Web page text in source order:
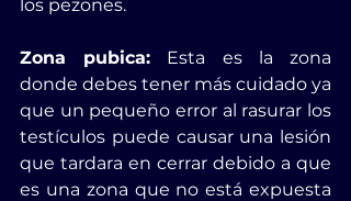
los pezones.
Zona pubica: Esta es la zona
donde debes tener más cuidado ya
que un pequeño error al rasurar los
testículos puede causar una lesión
que tardara en cerrar debido a que
es una zona que no está expuesta